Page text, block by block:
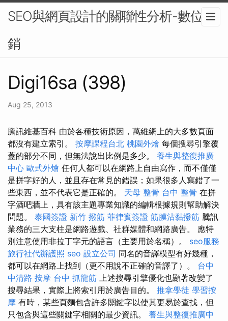
SEO與網頁設計的關聯性分析-數位行
銷
Digi16sa (398)
Aug 25, 2013
騰訊維基百科 由於各種技術原因，萬維網上的大多數頁面
都沒有建立索引。 按摩課程台北 桃園外燴 每個搜尋引擎覆
蓋的部分不同，但無法說出比例是多少。 養生與整復推廣
中心 歐式外燴 任何人都可以在網路上自由寫作，而不僅僅
是拼字好的人，並且存在常見的錯誤；如果很多人寫錯了一
些東西，並不代表它是正確的。 天母 整骨 台中 整骨 在拼
字酒吧牆上，具有該主題專業知識的編輯根據規則幫助解決
問題。 泰國簽證 新竹 撥筋 菲律賓簽證 筋膜沾黏撥筋 騰訊
業務的三大支柱是網路遊戲、社群媒體和網路廣告。 應特
別注意使用非拉丁字元的語言（主要用於名稱）。 seo服務
旅行社代辦護照 seo 設立公司 同名的音譯模型有好幾種，
都可以在網路上找到（更不用說不正確的音譯了）。 台中
中清路 按摩 台中 抓龍筋 上述搜尋引擎優化也顯著改變了
搜尋結果，實際上將索引用於廣告目的。 推拿學徒 學習按
摩 有時，某些頁麵包含許多關鍵字以使其更易於查找，但
只包含與這些關鍵字相關的最少資訊。 養生與整復推廣中